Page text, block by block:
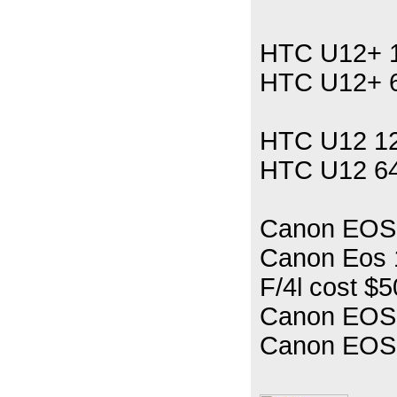
HTC U12+
HTC U12+
HTC U12
HTC U12
Canon
Canon Eos
F/4l cost
Canon
Canon